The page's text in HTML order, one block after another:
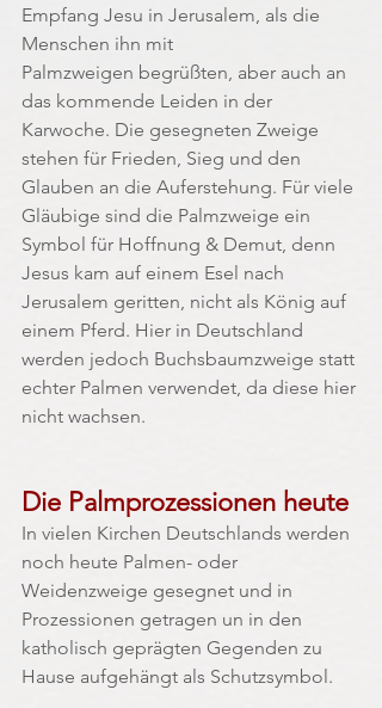
Empfang Jesu in Jerusalem, als die
Menschen ihn mit
Palmzweigen begrüßten, aber auch an
das kommende Leiden in der
Karwoche. Die gesegneten Zweige
stehen für Frieden, Sieg und den
Glauben an die Auferstehung. Für viele
Gläubige sind die Palmzweige ein
Symbol für Hoffnung & Demut, denn
Jesus kam auf einem Esel nach
Jerusalem geritten, nicht als König auf
einem Pferd. Hier in Deutschland
werden jedoch Buchsbaumzweige statt
echter Palmen verwendet, da diese hier
nicht wachsen.
Die Palmprozessionen heute
In vielen Kirchen Deutschlands werden
noch heute Palmen- oder
Weidenzweige gesegnet und in
Prozessionen getragen un in den
katholisch geprägten Gegenden zu
Hause aufgehängt als Schutzsymbol.